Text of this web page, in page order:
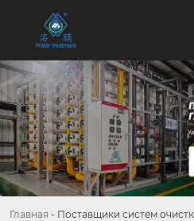
Главная - Поставщики систем